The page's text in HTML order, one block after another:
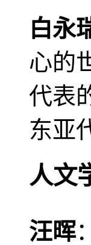
白永
心的
代表
东亚
人文
汪晖